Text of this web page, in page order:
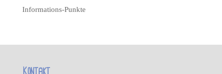
Informations-Punkte
Kontakt